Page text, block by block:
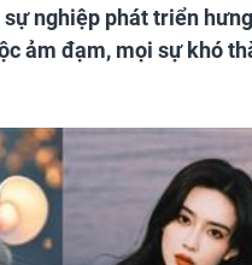
nghiệp phát triển
ảm đạm, mọi sự khó